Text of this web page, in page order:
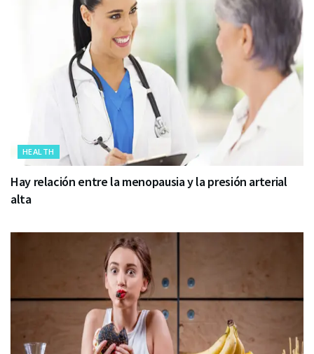
HEALTH
Hay relación entre la menopausia y la presión arterial
alta